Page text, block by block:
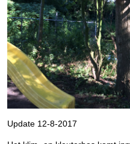
Update 12-8-2017